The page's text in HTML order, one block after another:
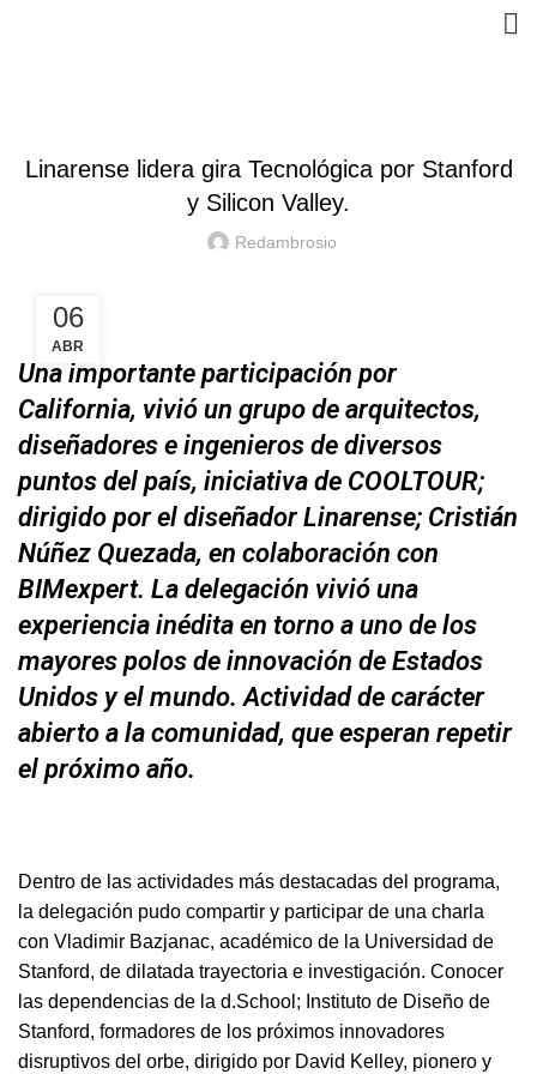
Linarense lidera gira Tecnológica por Stanford
y Silicon Valley.
Redambrosio
06
ABR
Una importante participación por
California, vivió un grupo de arquitectos,
diseñadores e ingenieros de diversos
puntos del país, iniciativa de COOLTOUR;
dirigido por el diseñador Linarense; Cristián
Núñez Quezada, en colaboración con
BIMexpert. La delegación vivió una
experiencia inédita en torno a uno de los
mayores polos de innovación de Estados
Unidos y el mundo. Actividad de carácter
abierto a la comunidad, que esperan repetir
el próximo año.
Dentro de las actividades más destacadas del programa,
la delegación pudo compartir y participar de una charla
con Vladimir Bazjanac, académico de la Universidad de
Stanford, de dilatada trayectoria e investigación. Conocer
las dependencias de la d.School; Instituto de Diseño de
Stanford, formadores de los próximos innovadores
disruptivos del orbe, dirigido por David Kelley, pionero y